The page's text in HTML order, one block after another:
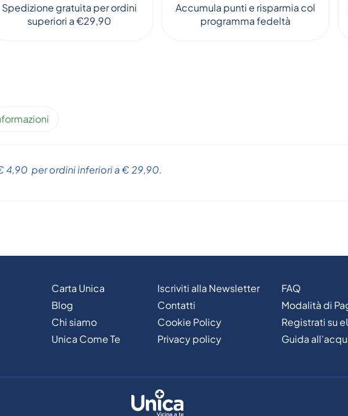
Spedizione gratuita per ordini
superiori a €29,90
Accumula punti e risparmia col
programma fedeltà
4,90 per ordini inferiori a € 29,90.
Carta Unica
Blog
Chi siamo
Unica Come Te
Iscriviti alla Newsletter
Contatti
Cookie Policy
Privacy policy
FAQ
Modalità di
Registrati su
Guida